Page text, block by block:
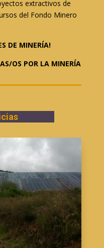
extractivos de
del Fondo Minero
DE MINERÍA!
OS POR LA MINERÍA